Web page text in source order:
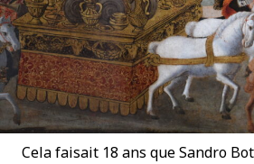
Cela faisait 18 ans que Sandro